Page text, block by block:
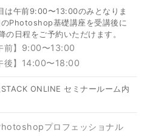
は午前9:00〜13:00のみとなりま
Photoshop基礎講座を受講後に
の日程をご予約いただけます。
前】9:00〜13:00
後】14:00〜18:00
ONLINE セミナールーム内
プロフェッショナル